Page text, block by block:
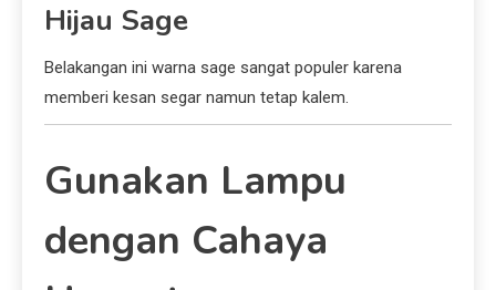
Hijau Sage
Belakangan ini warna sage sangat populer karena
memberi kesan segar namun tetap kalem.
Gunakan Lampu
dengan Cahaya